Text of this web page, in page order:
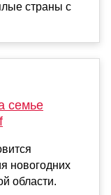
страны с
семье
новогодних
области.